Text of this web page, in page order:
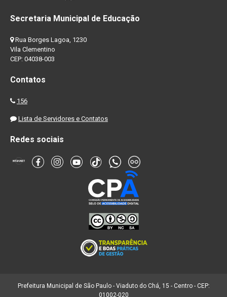
Secretaria Municipal de Educação
Rua Borges Lagoa, 1230
Vila Clementino
CEP: 04038-003
Contatos
156
Lista de Servidores e Contatos
Redes sociais
Prefeitura Municipal de São Paulo - Viaduto do Chá, 15 - Centro - CEP:
01002-020